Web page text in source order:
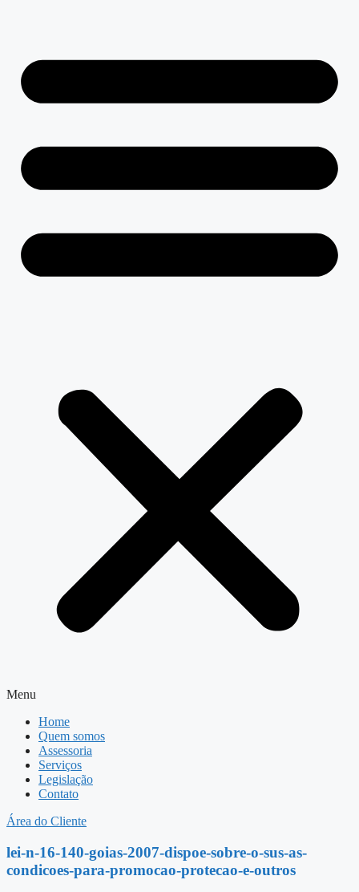
Menu
Home
Quem somos
Assessoria
Serviços
Legislação
Contato
Área do Cliente
lei-n-16-140-goias-2007-dispoe-sobre-o-sus-as-
condicoes-para-promocao-protecao-e-outros